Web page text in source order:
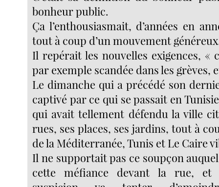
bonheur public.
Ça l’enthousiasmait, d’années en
tout à coup d’un mouvement
Il repérait les nouvelles exigences, «
par exemple scandée dans les grèves,
Le dimanche qui a précédé son
captivé par ce qui se passait en
qui avait tellement défendu la ville
rues, ses places, ses jardins, tout à
de la Méditerranée, Tunis et Le Caire
Il ne supportait pas ce soupçon
cette méfiance devant la rue, et